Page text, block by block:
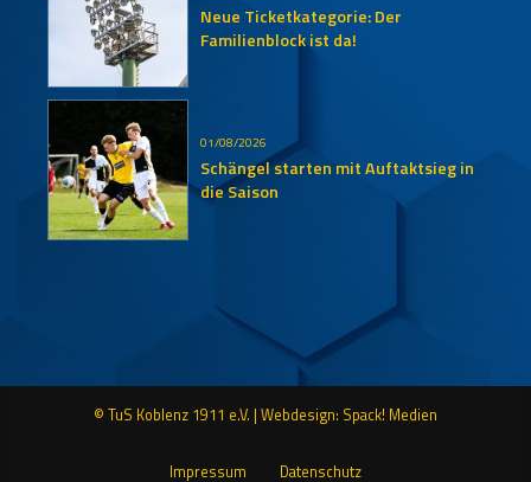
Neue Ticketkategorie: Der
Familienblock ist da!
01/08/2026
Schängel starten mit Auftaktsieg in
die Saison
© TuS Koblenz 1911 e.V. | Webdesign: Spack! Medien
Impressum Datenschutz